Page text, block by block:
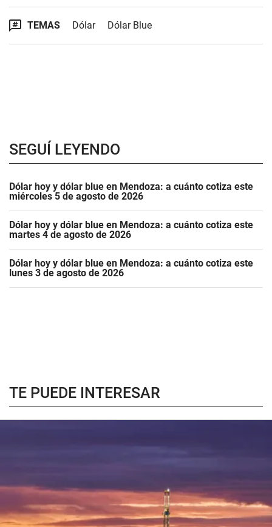
TEMAS Dólar Dólar Blue
SEGUÍ LEYENDO
Dólar hoy y dólar blue en Mendoza: a cuánto cotiza este
miércoles 5 de agosto de 2026
Dólar hoy y dólar blue en Mendoza: a cuánto cotiza este
martes 4 de agosto de 2026
Dólar hoy y dólar blue en Mendoza: a cuánto cotiza este
lunes 3 de agosto de 2026
TE PUEDE INTERESAR